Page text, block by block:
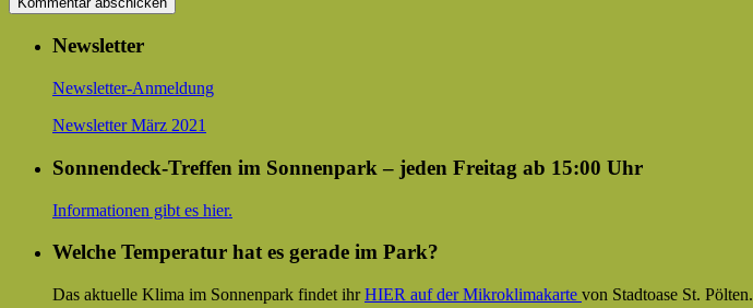
Newsletter
Newsletter-Anmeldung
Newsletter März 2021
Sonnendeck-Treffen im Sonnenpark – jeden Freitag ab 15:00 Uhr
Informationen gibt es hier.
Welche Temperatur hat es gerade im Park?
Das aktuelle Klima im Sonnenpark findet ihrHIER auf der Mikroklimakarte von Stadtoase St. Pölten.